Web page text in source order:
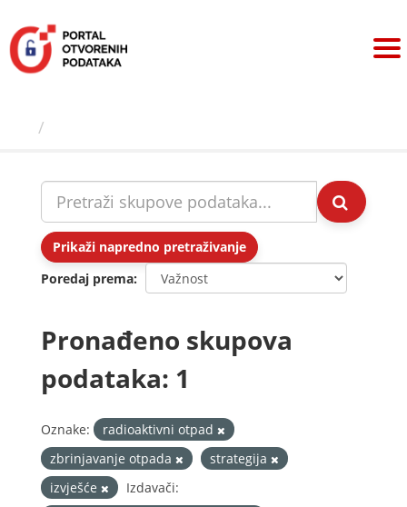
sadržaj
Prikaži napredno pretraživanje
Poredaj prema
Pronađeno skupova
podataka: 1
Oznake:
radioaktivni otpad
zbrinjavanje otpada
strategija
izvješće
Izdavači: